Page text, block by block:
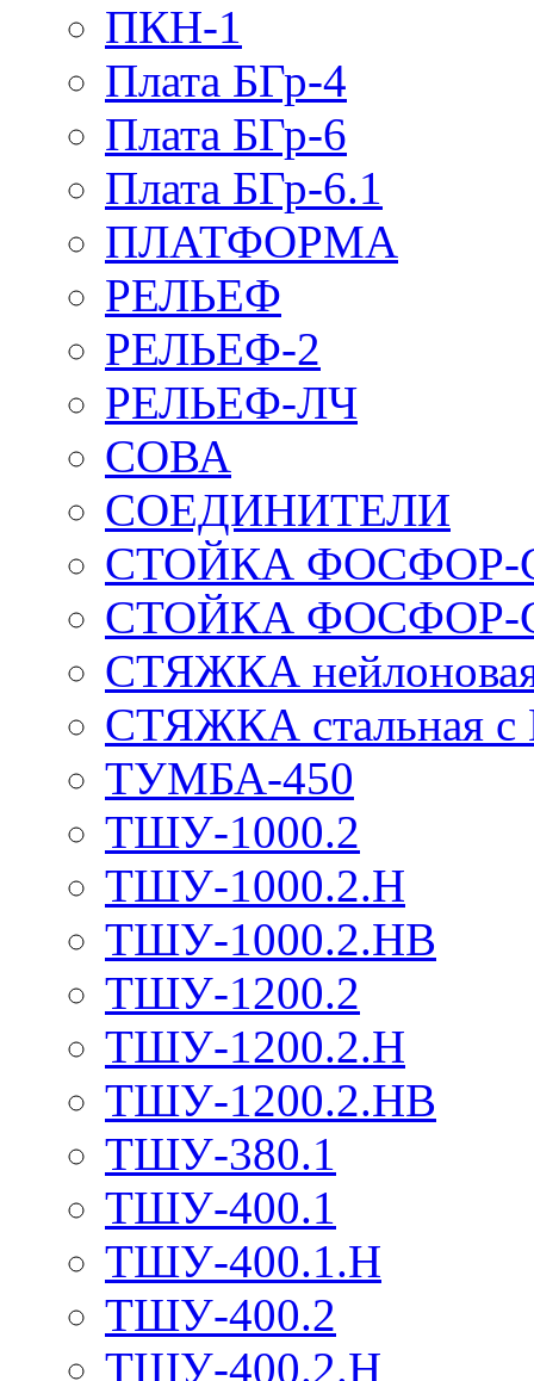
ПКН-1
Плата БГр-4
Плата БГр-6
Плата БГр-6.1
ПЛАТФОРМА
РЕЛЬЕФ
РЕЛЬЕФ-2
РЕЛЬЕФ-ЛЧ
СОВА
СОЕДИНИТЕЛИ
СТОЙКА ФОСФОР-
СТОЙКА ФОСФОР-
СТЯЖКА нейлоновая
СТЯЖКА стальная
ТУМБА-450
ТШУ-1000.2
ТШУ-1000.2.Н
ТШУ-1000.2.НВ
ТШУ-1200.2
ТШУ-1200.2.Н
ТШУ-1200.2.НВ
ТШУ-380.1
ТШУ-400.1
ТШУ-400.1.Н
ТШУ-400.2
ТШУ-400.2.Н